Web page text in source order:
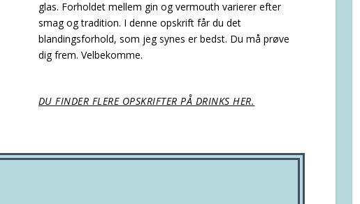
glas. ​​Forholdet mellem gin og vermouth varierer efter
smag og tradition. I denne opskrift får du det
blandingsforhold, som jeg synes er bedst. Du må prøve
dig frem. Velbekomme.
DU FINDER FLERE OPSKRIFTER PÅ DRINKS HER.